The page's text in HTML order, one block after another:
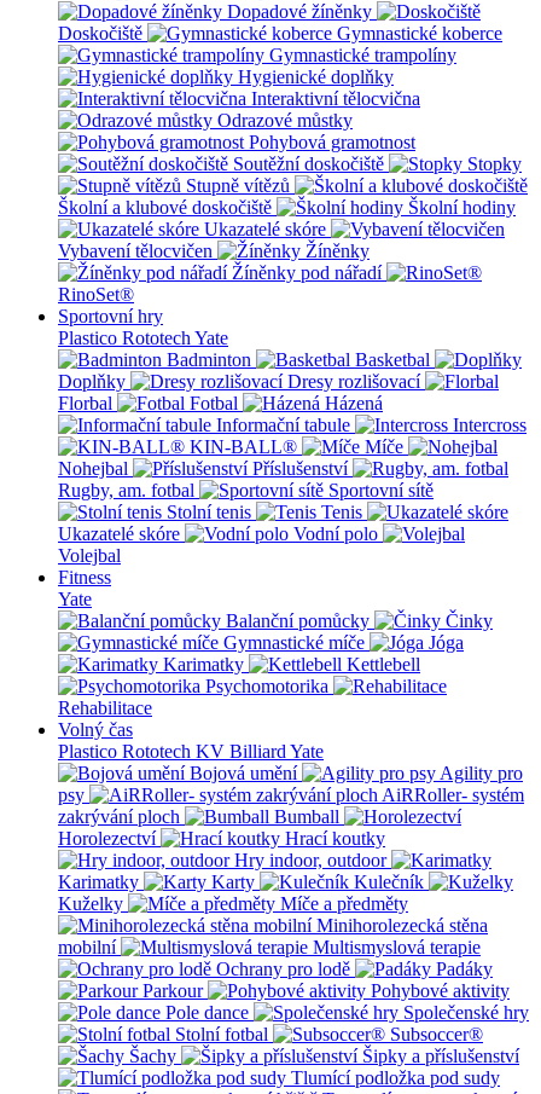
Dopadové žíněnky
Doskočiště
Gymnastické koberce
Gymnastické trampolíny
Hygienické doplňky
Interaktivní tělocvična
Odrazové můstky
Pohybová gramotnost
Soutěžní doskočiště
Stopky
Stupně vítězů
Školní a klubové doskočiště
Školní hodiny
Ukazatelé skóre
Vybavení tělocvičen
Žíněnky
Žíněnky pod nářadí
RinoSet®
Sportovní hry
Plastico Rototech Yate
Badminton
Basketbal
Doplňky
Dresy rozlišovací
Florbal
Fotbal
Házená
Informační tabule
Intercross
KIN-BALL®
Míče
Nohejbal
Příslušenství
Rugby, am. fotbal
Sportovní sítě
Stolní tenis
Tenis
Ukazatelé skóre
Vodní polo
Volejbal
Fitness
Yate
Balanční pomůcky
Činky
Gymnastické míče
Jóga
Karimatky
Kettlebell
Psychomotorika
Rehabilitace
Volný čas
Plastico Rototech KV Billiard Yate
Bojová umění
Agility pro
psy
AiRRoller- systém
zakrývání ploch
Bumball
Horolezectví
Hrací koutky
Hry indoor, outdoor
Karimatky
Karty
Kulečník
Kuželky
Míče a předměty
Minihorolezecká stěna
mobilní
Multismyslová terapie
Ochrany pro lodě
Padáky
Parkour
Pohybové aktivity
Pole dance
Společenské hry
Stolní fotbal
Subsoccer®
Šachy
Šipky a příslušenství
Tlumící podložka pod sudy